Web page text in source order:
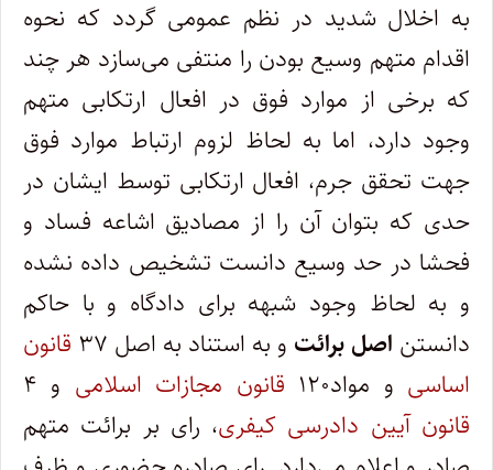
به اخلال شدید در نظم عمومی گردد که نحوه
اقدام متهم وسیع بودن را منتفی می‌سازد هر چند
که برخی از موارد فوق در افعال ارتکابی متهم
وجود دارد، اما به لحاظ لزوم ارتباط موارد فوق
جهت تحقق جرم، افعال ارتکابی توسط ایشان در
حدی که بتوان آن را از مصادیق اشاعه فساد و
فحشا در حد وسیع دانست تشخیص داده نشده
و به لحاظ وجود شبهه برای دادگاه و با حاکم
دانستن اصل برائت و به استناد به اصل ۳۷
قانون
اساسی و مواد۱۲۰ قانون مجازات اسلامی و ۴
قانون آیین دادرسی کیفری، رای بر برائت متهم